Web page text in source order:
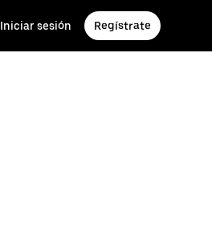
Iniciar sesión Regístrate